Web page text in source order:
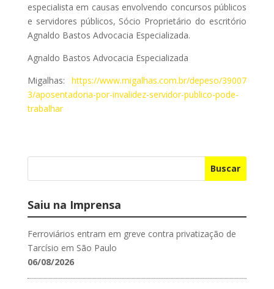
especialista em causas envolvendo concursos públicos
e servidores públicos, Sócio Proprietário do escritório
Agnaldo Bastos Advocacia Especializada.
Agnaldo Bastos Advocacia Especializada
Migalhas:https://www.migalhas.com.br/depeso/39007
3/aposentadoria-por-invalidez-servidor-publico-pode-
trabalhar
Buscar
Saiu na Imprensa
Ferroviários entram em greve contra privatização de
Tarcísio em São Paulo
06/08/2026